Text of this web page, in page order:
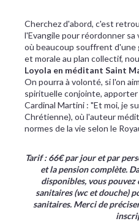
Cherchez d'abord, c'est
l'Evangile pour réordonner sa
où beaucoup souffrent
et morale au plan collectif,
Loyola en méditant Saint
On pourra à volonté, si l'on
spirituelle conjointe,
Cardinal Martini : "Et moi, je
Chrétienne), où l'auteur
normes de la vie selon le
Tarif : 66€ par jour et par
et la pension complète.
disponibles, vous
sanitaires (wc et douche)
sanitaires. Merci de